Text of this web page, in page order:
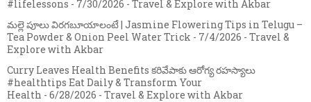
#lifelessons - 7/30/2026 - Travel & Explore with Akbar
మల్లె పూలు విరగబూయాలంటే | Jasmine Flowering Tips in Telugu –
Tea Powder & Onion Peel Water Trick - 7/4/2026 - Travel &
Explore with Akbar
Curry Leaves Health Benefits కరివేపాకు ఆరోగ్య రహస్యాలు
#healthtips Eat Daily & Transform Your
Health - 6/28/2026 - Travel & Explore with Akbar